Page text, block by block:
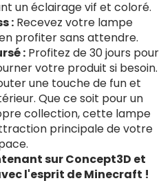
un éclairage vif et coloré.
:Recevez votre lampe
profiter sans attendre.
: Profitez de 30 jours pour
votre produit si besoin.
une touche de fun et
Que ce soit pour un
collection, cette lampe
principale de votre
sur Concept3D et
l'esprit de Minecraft !